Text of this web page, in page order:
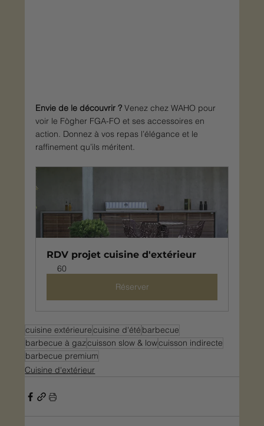
Envie de le découvrir ? Venez chez WAHO pour
voir le Fògher FGA-FO et ses accessoires en
action. Donnez à vos repas l’élégance et le
raffinement qu’ils méritent.
RDV projet cuisine d'extérieur
60
Réserver
cuisine extérieurecuisine d'été barbecue
barbecue à gazcuisson slow & lowcuisson indirecte
barbecue premium
Cuisine d'extérieur